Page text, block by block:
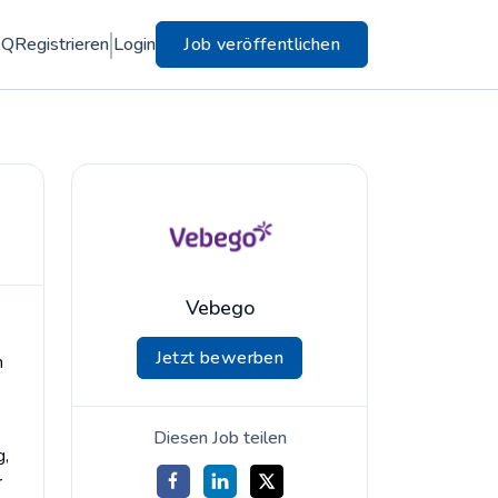
Registrieren Login Job veröffentlichen
Vebego
Jetzt bewerben
Diesen Job teilen